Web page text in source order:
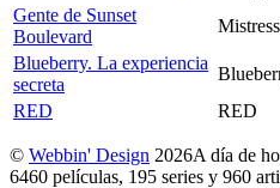
Gente de Sunset
Boulevard
Mistress
Blueberry. La experiencia
secreta
RED
RED
© Webbin' Design 2026A día de
6460 películas, 195 series y 960